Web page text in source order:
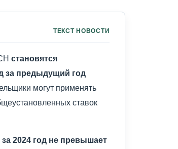
ТЕКСТ НОВОСТИ
становятся
за предыдущий год
могут применять
ставок
за 2024 год не превышает